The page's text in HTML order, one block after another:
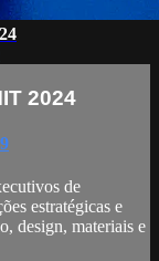
2024
de
estratégicas e
design, materiais e